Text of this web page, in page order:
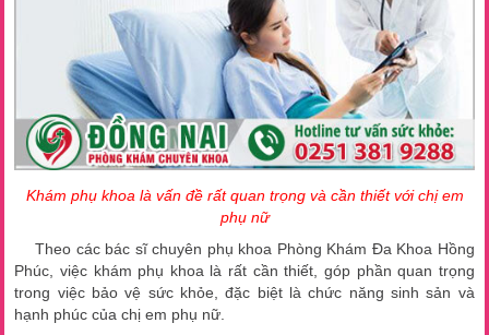
Khám phụ khoa là vấn đề rất quan trọng và cần thiết với chị em
phụ nữ
Theo các bác sĩ chuyên phụ khoa Phòng Khám Đa Khoa Hồng
Phúc, việc khám phụ khoa là rất cần thiết, góp phần quan trọng
trong việc bảo vệ sức khỏe, đặc biệt là chức năng sinh sản và
hạnh phúc của chị em phụ nữ.